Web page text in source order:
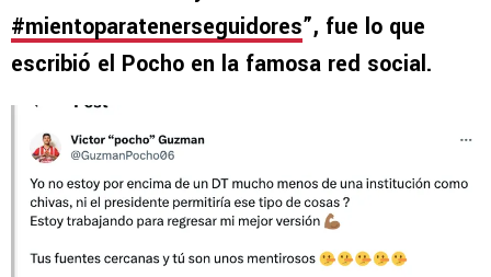
#mientoparatenerseguidores”, fue lo que
escribió el Pocho en la famosa red social.